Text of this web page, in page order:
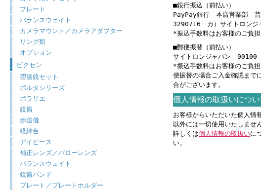
プレート
バランスウェイト
カメラマウント／カメラアダプター
リング類
オプション
ビクセン
望遠鏡セット
ポルタシリーズ
ポラリエ
鏡筒
赤道儀
経緯台
アイピース
補正レンズ／バローレンズ
バランスウェイト
鏡筒バンド
プレート／プレートホルダー
■銀行振込（前払い）
PayPay銀行 本店営業部 普
3290716 カ）サイトロンジ
*振込手数料はお客様のご負担
■郵便振替（前払い）
サイトロンジャパン
*振込手数料はお客様のご負
便振替の場合ご入金確認まで
合がございます。
個人情報の取扱いについ
お客様からいただいた個人情
以外には一切使用いたしません
詳しくは個人情報の取扱いに
い。